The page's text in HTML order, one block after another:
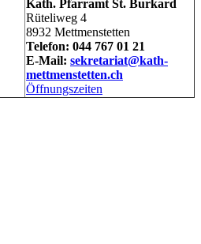
Kath. Pfarramt St. Burkard
Rüteliweg 4
8932 Mettmenstetten
Telefon: 044 767 01 21
E-Mail: sekretariat@kath-
mettmenstetten.ch
Öffnungszeiten